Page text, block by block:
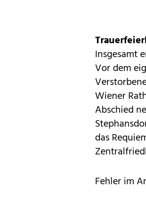
Insgesamt
Vor dem
Wiener
Abschied
das
Fehler im